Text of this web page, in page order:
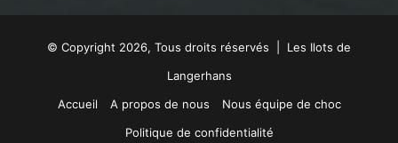
© Copyright 2026, Tous droits réservés | Les Ilots de
Langerhans
Accueil
A propos de nous
Nous équipe de choc
Politique de confidentialité